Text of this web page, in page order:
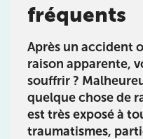
fréquents
Après un accident
raison apparente,
souffrir ?
quelque chose de
est très exposé à
traumatismes,
IK PARIS 16 –
8 Av. de
8 Av. de
01 42 15 22 46